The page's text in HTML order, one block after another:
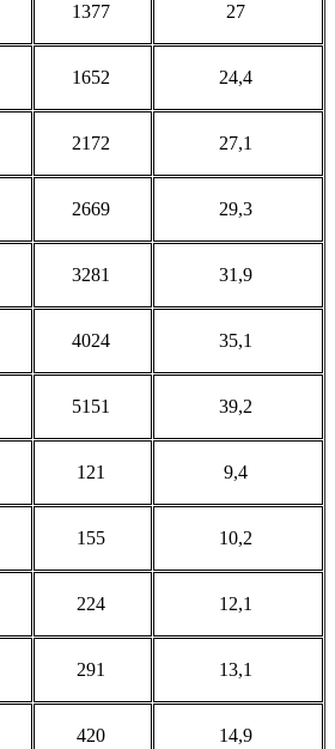
1377 27
1652 24,4
2172 27,1
2669 29,3
3281 31,9
4024 35,1
5151 39,2
121 9,4
155 10,2
224 12,1
291 13,1
420 14,9